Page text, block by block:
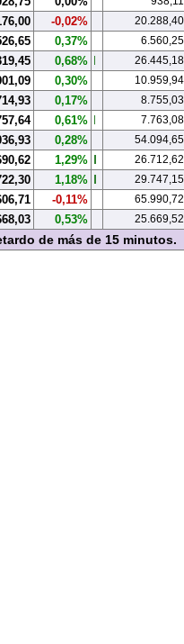
-0,02% 20.288,40
0,37% 6.560,25
0,68% 26.445,18
0,30% 10.959,94
0,17% 8.755,03
0,61% 7.763,08
0,28% 54.094,65
1,29% 26.712,62
1,18% 29.747,15
-0,11% 65.990,72
0,53% 25.669,52
de más de 15 minutos.